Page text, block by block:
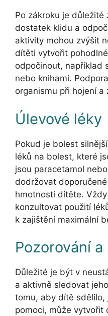
Po zákroku je
dostatek klidu a
aktivity mohou zvýšit
dítěti vytvořit
odpočinout, například
nebo knihami.
organismu při hojení a
Úlevové léky
Pokud je bolest
léků na bolest, které
jsou paracetamol
dodržovat
hmotnosti dítěte.
konzultovat použití
k zajištění maximální
Pozorování
Důležité je být v
a aktivně sledovat
tomu, aby dítě sdělilo,
pomoci, může vytvořit